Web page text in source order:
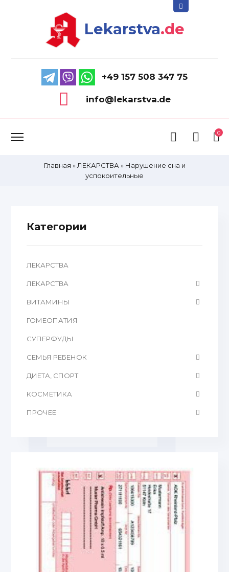
Lekarstva.de
+49 157 508 347 75
info@lekarstva.de
0
Главная » ЛЕКАРСТВА » Нарушение сна и
успокоительные
Категории
ЛЕКАРСТВА
ЛЕКАРСТВА
ВИТАМИНЫ
ГОМЕОПАТИЯ
CУПЕРФУДЫ
СЕМЬЯ РЕБЕНОК
ДИЕТА, СПОРТ
КОСМЕТИКА
ПРОЧЕЕ